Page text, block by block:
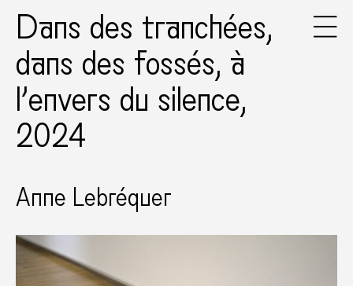
Dans des tranchées,
dans des fossés, à
l’envers du silence,
2024
Anne Lebréquer